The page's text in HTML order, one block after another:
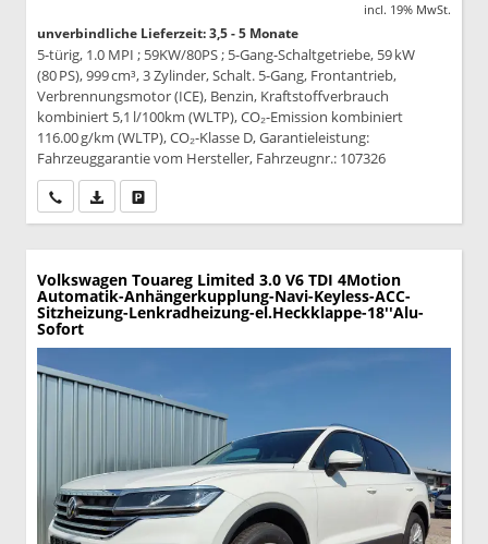
incl. 19% MwSt.
unverbindliche Lieferzeit: 3,5 - 5 Monate
5-türig, 1.0 MPI ; 59KW/80PS ; 5-Gang-Schaltgetriebe, 59 kW
(80 PS), 999 cm³, 3 Zylinder, Schalt. 5-Gang, Frontantrieb,
Verbrennungsmotor (ICE), Benzin, Kraftstoffverbrauch
kombiniert 5,1 l/100km (WLTP), CO₂-Emission kombiniert
116.00 g/km (WLTP), CO₂-Klasse D, Garantieleistung:
Fahrzeuggarantie vom Hersteller, Fahrzeugnr.: 107326
Wir rufen Sie anPDF-Datei, Fahrzeugexposé drucken
Volkswagen Touareg Limited 3.0 V6 TDI 4Motion
Automatik-Anhängerkupplung-Navi-Keyless-ACC-
Sitzheizung-Lenkradheizung-el.Heckklappe-18''Alu-
Sofort